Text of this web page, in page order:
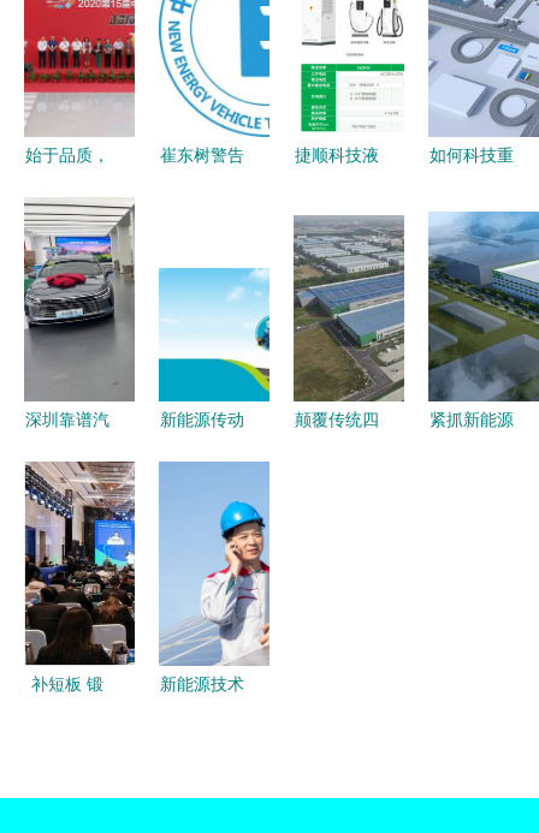
始于品质，
访超威新能
源事业部总
经理杨法根
崔东树警告
务与可持续
捷顺科技液
力湛江恒逸
国际酒店新
能源服务升
级
如何科技重
城汽车新能
源干货大会
的商用车转
型启示
深圳靠谱汽
推荐 新能
源六座/七
座SUV精选
+技术服务
一览
新能源传动
瑞云服务
云，用数字
化服务提速
新能源技术
颠覆传统四
紧抓新能源
补短板 锻
新能源技术